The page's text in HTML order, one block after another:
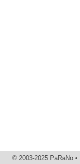
© 2003-2025 PaRaNo •